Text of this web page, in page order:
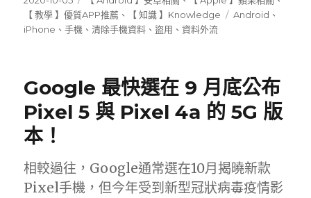
佈
日
類
【 教學 】優質APP推薦 、 【 知識 】Knowledge
標
Android 、
iPhone 、手機 、清除手機資料 、 盜用 、資料外流
Google 最快選在 9 月底公布
Pixel 5 與 Pixel 4a 的 5G 版
本！
相較過往，Google通常選在10月揭曉新款
Pixel手機，但今年受到新型冠狀病毒疫情影